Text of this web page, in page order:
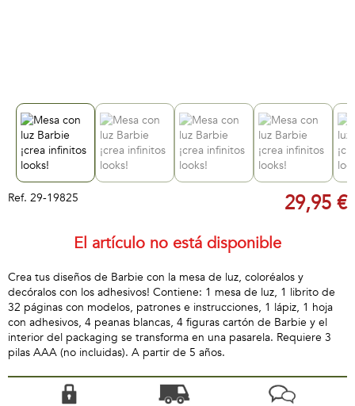
Ref. 29-19825 29,95 €
El artículo no está disponible
Crea tus diseños de Barbie con la mesa de luz, coloréalos y
decóralos con los adhesivos! Contiene: 1 mesa de luz, 1 librito de
32 páginas con modelos, patrones e instrucciones, 1 lápiz, 1 hoja
con adhesivos, 4 peanas blancas, 4 figuras cartón de Barbie y el
interior del packaging se transforma en una pasarela. Requiere 3
pilas AAA (no incluidas). A partir de 5 años.